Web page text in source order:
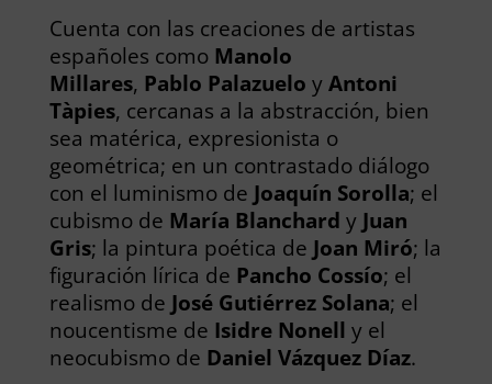
Cuenta con las creaciones de artistas
españoles como Manolo
Millares, Pablo Palazuelo y Antoni
Tàpies, cercanas a la abstracción, bien
sea matérica, expresionista o
geométrica; en un contrastado diálogo
con el luminismo de Joaquín Sorolla; el
cubismo de María Blanchard y Juan
Gris; la pintura poética de Joan Miró; la
figuración lírica de Pancho Cossío; el
realismo de José Gutiérrez Solana; el
noucentisme de Isidre Nonell y el
neocubismo de Daniel Vázquez Díaz.